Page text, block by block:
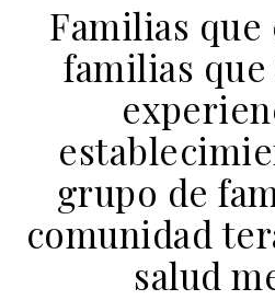
Familias que
familias que
grupo de
comunidad
salud